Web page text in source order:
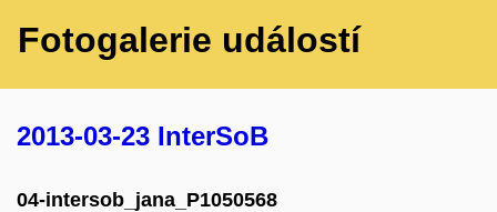
Fotogalerie událostí
2013-03-23 InterSoB
04-intersob_jana_P1050568